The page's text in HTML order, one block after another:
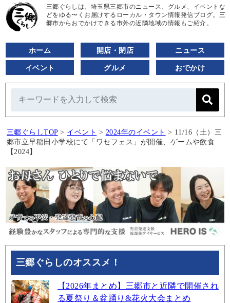
三郷ぐらしは、埼玉県三郷市のニュース、グルメ、イベントな
どをゆる〜くお届けするローカル・タウン情報発信ブログ。三
郷市からおでかけできる市外の近隣地域の情報もご紹介。
ホーム 開店・閉店 ニュース
イベント グルメ おでかけ
三郷ぐらしTOP > イベント > 2024年のイベント > 11/16（土）三
郷市立早稲田小学校にて「ワセフェス」が開催、ゲームや飲食
【2024】
三郷ぐらしのオススメ！
【2026年まとめ】三郷市と近隣で開催され
る夏祭り＆盆踊り&花火大会まとめ